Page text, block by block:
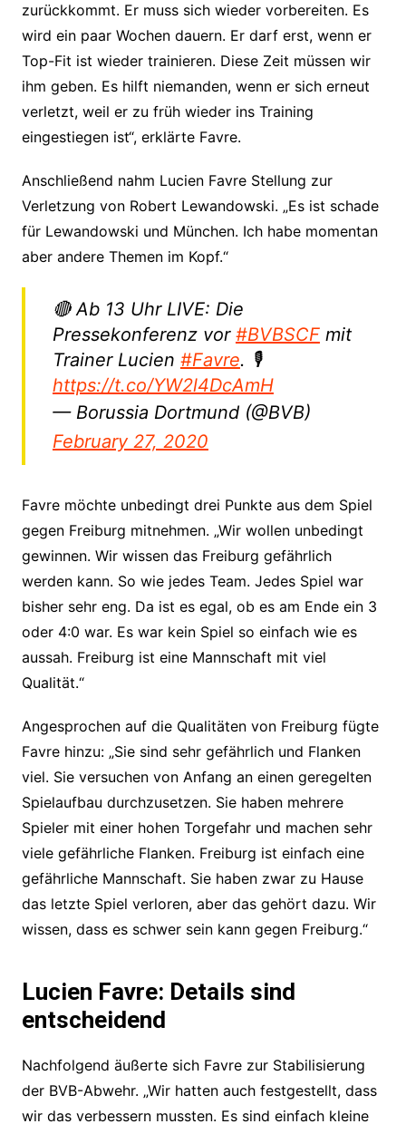
zurückkommt. Er muss sich wieder vorbereiten. Es
wird ein paar Wochen dauern. Er darf erst, wenn er
Top-Fit ist wieder trainieren. Diese Zeit müssen wir
ihm geben. Es hilft niemanden, wenn er sich erneut
verletzt, weil er zu früh wieder ins Training
eingestiegen ist“, erklärte Favre.
Anschließend nahm Lucien Favre Stellung zur
Verletzung von Robert Lewandowski. „Es ist schade
für Lewandowski und München. Ich habe momentan
aber andere Themen im Kopf.“
🔴 Ab 13 Uhr LIVE: Die
Pressekonferenz vor #BVBSCFmit
Trainer Lucien #Favre. 🎙
https://t.co/YW2l4DcAmH
— Borussia Dortmund (@BVB)
February 27, 2020
Favre möchte unbedingt drei Punkte aus dem Spiel
gegen Freiburg mitnehmen. „Wir wollen unbedingt
gewinnen. Wir wissen das Freiburg gefährlich
werden kann. So wie jedes Team. Jedes Spiel war
bisher sehr eng. Da ist es egal, ob es am Ende ein 3
oder 4:0 war. Es war kein Spiel so einfach wie es
aussah. Freiburg ist eine Mannschaft mit viel
Qualität.“
Angesprochen auf die Qualitäten von Freiburg fügte
Favre hinzu: „Sie sind sehr gefährlich und Flanken
viel. Sie versuchen von Anfang an einen geregelten
Spielaufbau durchzusetzen. Sie haben mehrere
Spieler mit einer hohen Torgefahr und machen sehr
viele gefährliche Flanken. Freiburg ist einfach eine
gefährliche Mannschaft. Sie haben zwar zu Hause
das letzte Spiel verloren, aber das gehört dazu. Wir
wissen, dass es schwer sein kann gegen Freiburg.“
Lucien Favre: Details sind
entscheidend
Nachfolgend äußerte sich Favre zur Stabilisierung
der BVB-Abwehr. „Wir hatten auch festgestellt, dass
wir das verbessern mussten. Es sind einfach kleine